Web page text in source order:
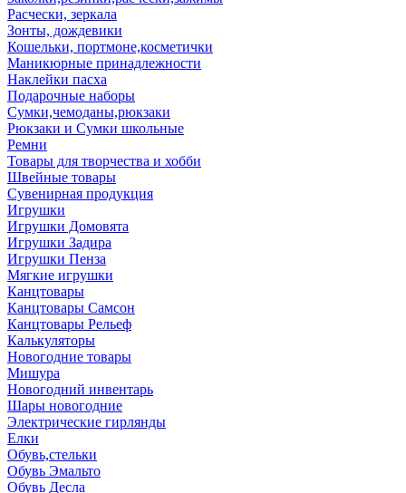
Расчески, зеркала
Зонты, дождевики
Кошельки, портмоне,косметички
Маникюрные принадлежности
Наклейки пасха
Подарочные наборы
Сумки,чемоданы,рюкзаки
Рюкзаки и Сумки школьные
Ремни
Товары для творчества и хобби
Швейные товары
Сувенирная продукция
Игрушки
Игрушки Домовята
Игрушки Задира
Игрушки Пенза
Мягкие игрушки
Канцтовары
Канцтовары Самсон
Канцтовары Рельеф
Калькуляторы
Новогодние товары
Мишура
Новогодний инвентарь
Шары новогодние
Электрические гирлянды
Елки
Обувь,стельки
Обувь Эмальто
Обувь Десла